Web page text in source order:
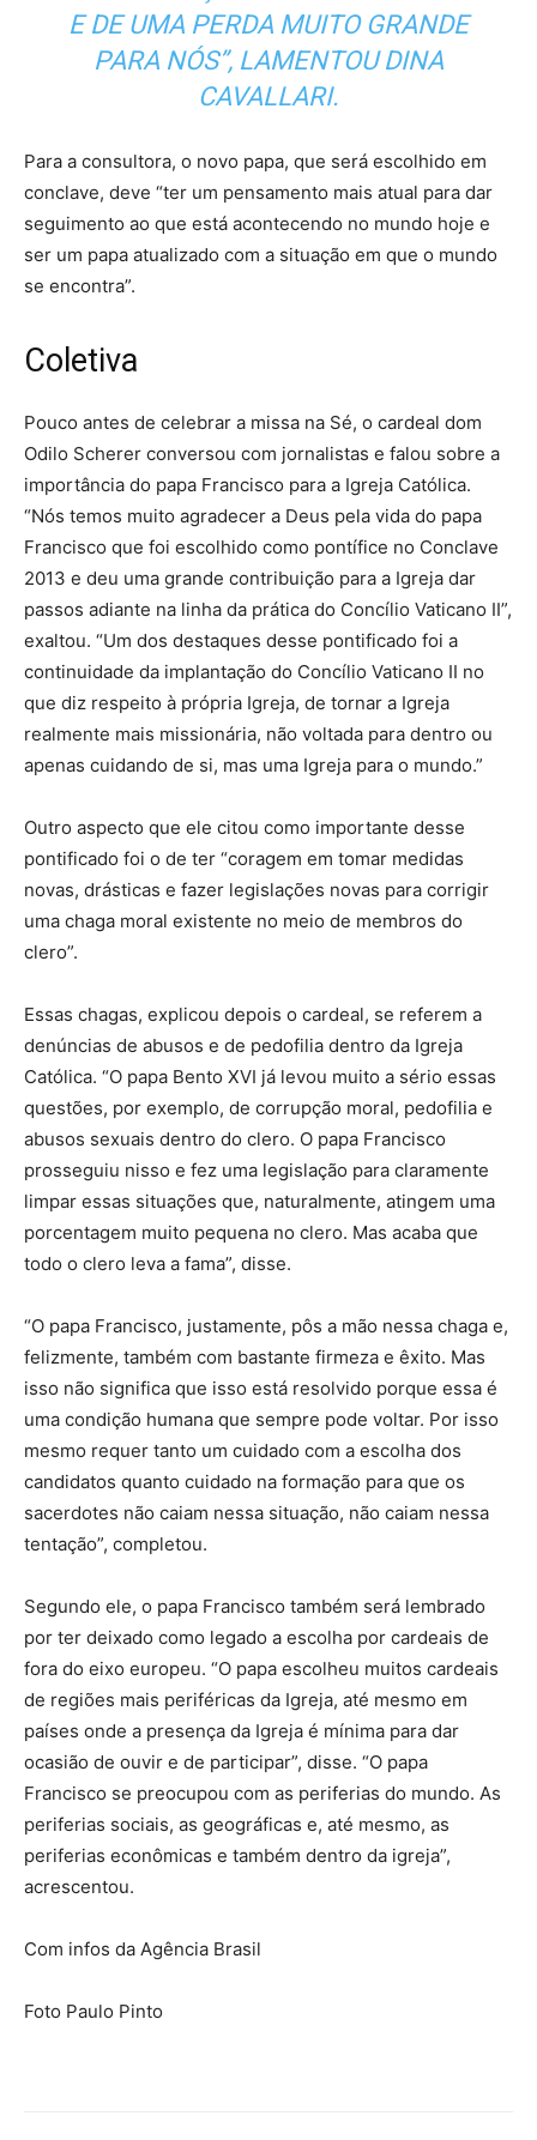
E DE UMA PERDA MUITO GRANDE
PARA NÓS”, LAMENTOU DINA
CAVALLARI.
Para a consultora, o novo papa, que será escolhido em
conclave, deve “ter um pensamento mais atual para dar
seguimento ao que está acontecendo no mundo hoje e
ser um papa atualizado com a situação em que o mundo
se encontra”.
Coletiva
Pouco antes de celebrar a missa na Sé, o cardeal dom
Odilo Scherer conversou com jornalistas e falou sobre a
importância do papa Francisco para a Igreja Católica.
“Nós temos muito agradecer a Deus pela vida do papa
Francisco que foi escolhido como pontífice no Conclave
2013 e deu uma grande contribuição para a Igreja dar
passos adiante na linha da prática do Concílio Vaticano II”,
exaltou. “Um dos destaques desse pontificado foi a
continuidade da implantação do Concílio Vaticano II no
que diz respeito à própria Igreja, de tornar a Igreja
realmente mais missionária, não voltada para dentro ou
apenas cuidando de si, mas uma Igreja para o mundo.”
Outro aspecto que ele citou como importante desse
pontificado foi o de ter “coragem em tomar medidas
novas, drásticas e fazer legislações novas para corrigir
uma chaga moral existente no meio de membros do
clero”.
Essas chagas, explicou depois o cardeal, se referem a
denúncias de abusos e de pedofilia dentro da Igreja
Católica. “O papa Bento XVI já levou muito a sério essas
questões, por exemplo, de corrupção moral, pedofilia e
abusos sexuais dentro do clero. O papa Francisco
prosseguiu nisso e fez uma legislação para claramente
limpar essas situações que, naturalmente, atingem uma
porcentagem muito pequena no clero. Mas acaba que
todo o clero leva a fama”, disse.
“O papa Francisco, justamente, pôs a mão nessa chaga e,
felizmente, também com bastante firmeza e êxito. Mas
isso não significa que isso está resolvido porque essa é
uma condição humana que sempre pode voltar. Por isso
mesmo requer tanto um cuidado com a escolha dos
candidatos quanto cuidado na formação para que os
sacerdotes não caiam nessa situação, não caiam nessa
tentação”, completou.
Segundo ele, o papa Francisco também será lembrado
por ter deixado como legado a escolha por cardeais de
fora do eixo europeu. “O papa escolheu muitos cardeais
de regiões mais periféricas da Igreja, até mesmo em
países onde a presença da Igreja é mínima para dar
ocasião de ouvir e de participar”, disse. “O papa
Francisco se preocupou com as periferias do mundo. As
periferias sociais, as geográficas e, até mesmo, as
periferias econômicas e também dentro da igreja”,
acrescentou.
Com infos da Agência Brasil
Foto Paulo Pinto